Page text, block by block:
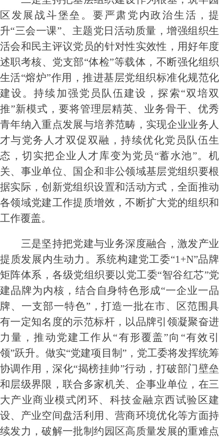
区发展战斗堡垒。要严肃党内政治生活，提
升“三会一课”、主题党日活动质量，增强组织生
活会和民主评议党员的针对性实效性，用好年度
述职考核、党支部“体检”等载体，不断强化组织
生活“熔炉”作用，推进基层党组织标准化规范化
建设。持续加强党员队伍建设，探索“双培双
推”新模式，要将管理层精英、业务骨干、优秀
青年纳入重点发展与培养范畴，实现企业业务人
才与党务人才双促双融，持续优化党员队伍生
态，切实把企业人才库变为党员“蓄水池”。机
关、事业单位、国企和非公领域基层党组织要根
据实际，创新党组织设置和活动方式，全面推动
各领域党建工作提质增效，不断扩大党的组织和
工作覆盖。
三是坚持把党建与业务深度融合，激发产业
提质发展内生动力 ‌。系统构建党工委“1+N”品牌
矩阵体系，各级党组织要以党工委“智谷红芯”党
建品牌为内核，结合自身特色形成“一企业一品
牌、一支部一特色”，打造一批在市、区范围具
有一定知名度的示范标杆，以品牌引领凝聚奋进
力量，推动党建工作从“有形覆盖”向“有效引
领”跃升‌。做实“党建项目制”， 党工委将发挥统筹
协调作用，深化“揭榜挂帅”行动，打破部门壁垒
和层级界限，联合多家机关、企事业单位，在三
大产业商业模式闭环、科技金融京西试验区建
设、产业空间盘活利用、营商环境优化等方面持
续发力，破解一批制约园区高质量发展的重难点